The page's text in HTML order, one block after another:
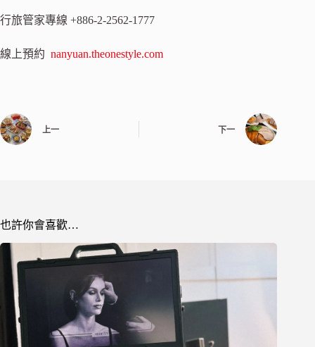
行旅管家專線 +886-2-2562-1777
線上預約 nanyuan.theonestyle.com
上一 下一
也許你會喜歡…